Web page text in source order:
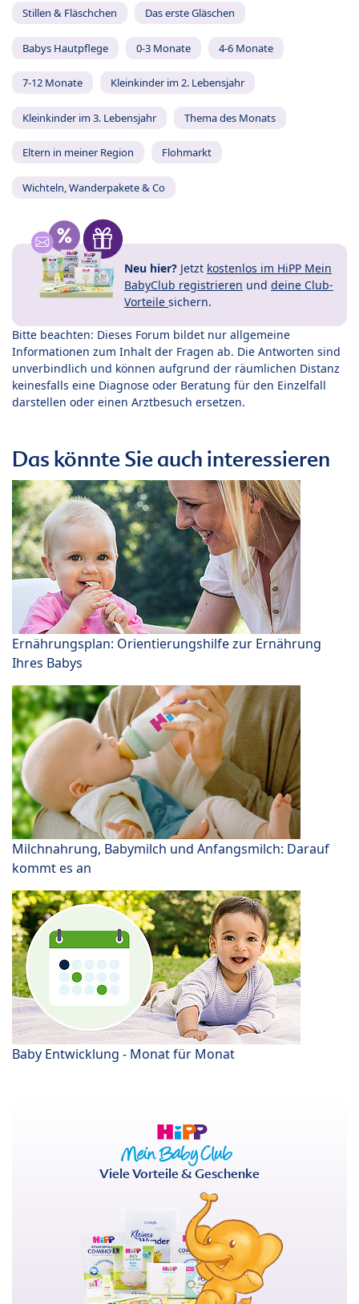
Stillen & Fläschchen Das erste Gläschen
Babys Hautpflege 0-3 Monate 4-6 Monate
7-12 Monate Kleinkinder im 2. Lebensjahr
Kleinkinder im 3. Lebensjahr Thema des Monats
Eltern in meiner Region Flohmarkt
Wichteln, Wanderpakete & Co
Neu hier? Jetzt kostenlos im HiPP Mein
BabyClub registrieren und deine Club-
Vorteile sichern.
Bitte beachten: Dieses Forum bildet nur allgemeine
Informationen zum Inhalt der Fragen ab. Die Antworten sind
unverbindlich und können aufgrund der räumlichen Distanz
keinesfalls eine Diagnose oder Beratung für den Einzelfall
darstellen oder einen Arztbesuch ersetzen.
Das könnte Sie auch interessieren
Ernährungsplan: Orientierungshilfe zur Ernährung
Ihres Babys
Milchnahrung, Babymilch und Anfangsmilch: Darauf
kommt es an
Baby Entwicklung - Monat für Monat
Viele Vorteile & Geschenke